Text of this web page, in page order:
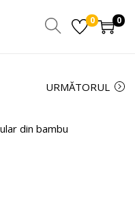
0 0
URMĂTORUL